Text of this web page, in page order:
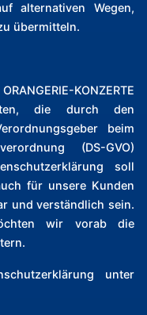
alternativen Wegen,
übermitteln.
KONZERTE
die durch den
beim
(DS-GVO)
soll
für unsere Kunden
und verständlich sein.
wir vorab die
unter